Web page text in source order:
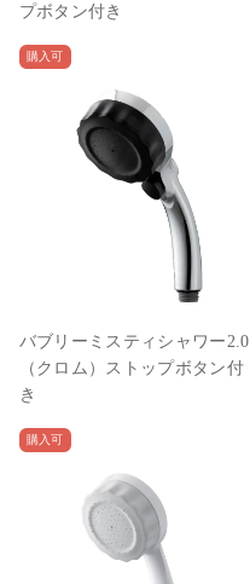
プボタン付き
購入可
バブリーミスティシャワー2.0
（クロム）ストップボタン付
き
購入可